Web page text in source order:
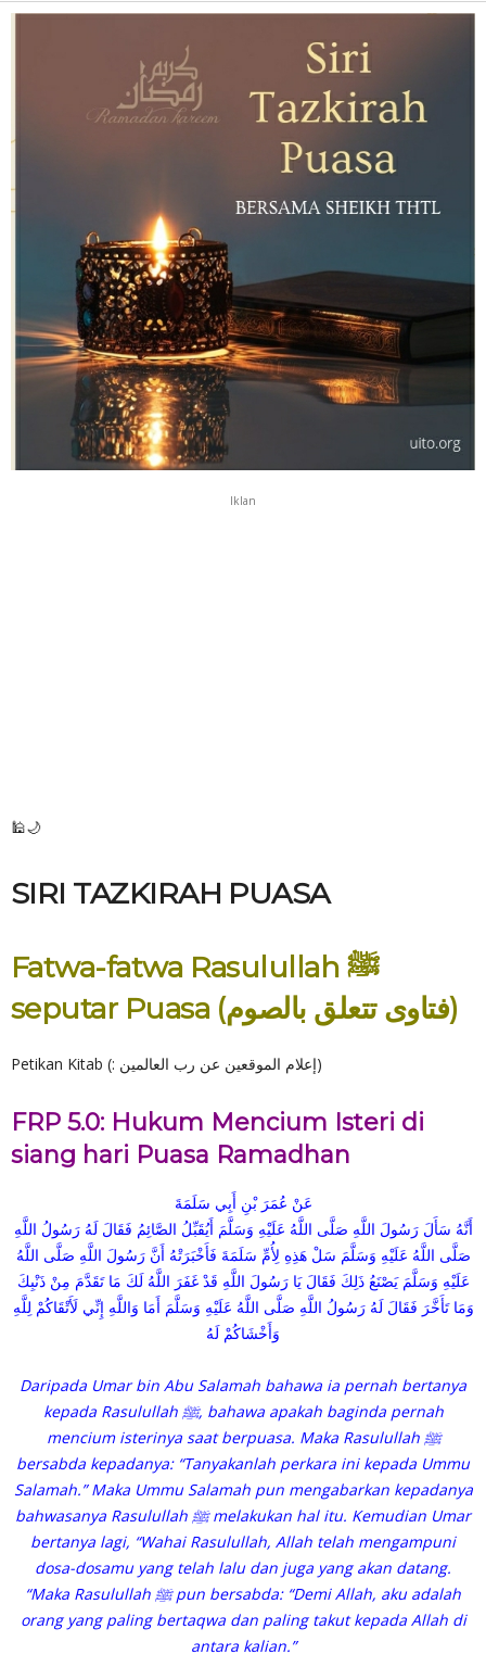
Iklan
🕌🌙
SIRI TAZKIRAH PUASA
Fatwa-fatwa Rasulullah ﷺ
seputar Puasa (فتاوى تتعلق بالصوم)
Petikan Kitab (: إعلام الموقعين عن رب العالمين)
FRP 5.0: Hukum Mencium Isteri di
siang hari Puasa Ramadhan
عَنْ عُمَرَ بْنِ أَبِي سَلَمَةَ
أَنَّهُ سَأَلَ رَسُولَ اللَّهِ صَلَّى اللَّهُ عَلَيْهِ وَسَلَّمَ أَيُقَبِّلُ الصَّائِمُ فَقَالَ لَهُ رَسُولُ اللَّهِ
صَلَّى اللَّهُ عَلَيْهِ وَسَلَّمَ سَلْ هَذِهِ لِأُمِّ سَلَمَةَ فَأَخْبَرَتْهُ أَنَّ رَسُولَ اللَّهِ صَلَّى اللَّهُ
عَلَيْهِ وَسَلَّمَ يَصْنَعُ ذَلِكَ فَقَالَ يَا رَسُولَ اللَّهِ قَدْ غَفَرَ اللَّهُ لَكَ مَا تَقَدَّمَ مِنْ ذَنْبِكَ
وَمَا تَأَخَّرَ فَقَالَ لَهُ رَسُولُ اللَّهِ صَلَّى اللَّهُ عَلَيْهِ وَسَلَّمَ أَمَا وَاللَّهِ إِنِّي لَأَتْقَاكُمْ لِلَّهِ
وَأَخْشَاكُمْ لَهُ
Daripada Umar bin Abu Salamah bahawa ia pernah bertanya
kepada Rasulullah ﷺ, bahawa apakah baginda pernah
mencium isterinya saat berpuasa. Maka Rasulullah ﷺ
bersabda kepadanya: “Tanyakanlah perkara ini kepada Ummu
Salamah.” Maka Ummu Salamah pun mengabarkan kepadanya
bahwasanya Rasulullah ﷺ melakukan hal itu. Kemudian Umar
bertanya lagi, “Wahai Rasulullah, Allah telah mengampuni
dosa-dosamu yang telah lalu dan juga yang akan datang.
“Maka Rasulullah ﷺ pun bersabda: “Demi Allah, aku adalah
orang yang paling bertaqwa dan paling takut kepada Allah di
antara kalian.”